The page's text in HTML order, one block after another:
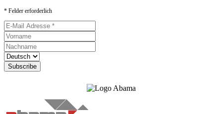
* Felder erforderlich